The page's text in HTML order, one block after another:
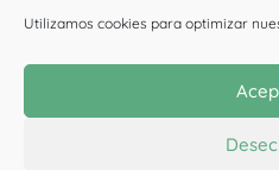
Utilizamos cookies para optimizar
CHEQUES REGALO
Tarifas